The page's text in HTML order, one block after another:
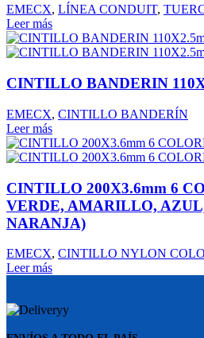
EMECX, LÍNEA CONDUIT,
Leer más
CINTILLO BANDERIN
EMECX, CINTILLO BANDERÍN
Leer más
CINTILLO 200X3.6mm 6
VERDE, AMARILLO,
NARANJA)
EMECX, CINTILLO NYLON
Leer más